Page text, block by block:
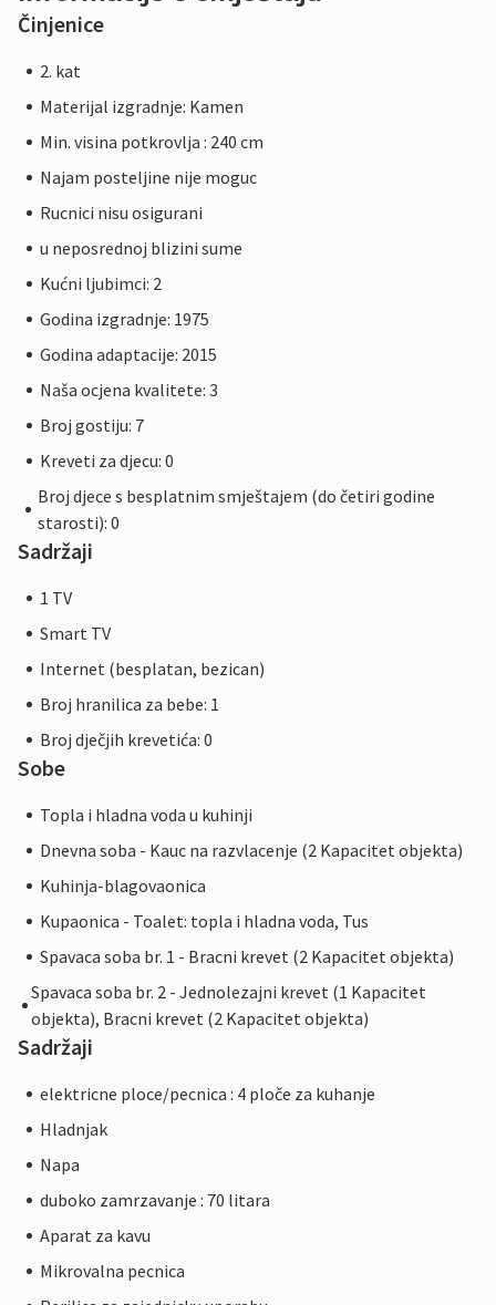
Činjenice
2. kat
Materijal izgradnje: Kamen
Min. visina potkrovlja : 240 cm
Najam posteljine nije moguc
Rucnici nisu osigurani
u neposrednoj blizini sume
Kućni ljubimci: 2
Godina izgradnje: 1975
Godina adaptacije: 2015
Naša ocjena kvalitete: 3
Broj gostiju: 7
Kreveti za djecu: 0
Broj djece s besplatnim smještajem (do četiri godine
starosti): 0
Sadržaji
1 TV
Smart TV
Internet (besplatan, bezican)
Broj hranilica za bebe: 1
Broj dječjih krevetića: 0
Sobe
Topla i hladna voda u kuhinji
Dnevna soba - Kauc na razvlacenje (2 Kapacitet objekta)
Kuhinja-blagovaonica
Kupaonica - Toalet: topla i hladna voda, Tus
Spavaca soba br. 1 - Bracni krevet (2 Kapacitet objekta)
Spavaca soba br. 2 - Jednolezajni krevet (1 Kapacitet
objekta), Bracni krevet (2 Kapacitet objekta)
Sadržaji
elektricne ploce/pecnica : 4 ploče za kuhanje
Hladnjak
Napa
duboko zamrzavanje : 70 litara
Aparat za kavu
Mikrovalna pecnica